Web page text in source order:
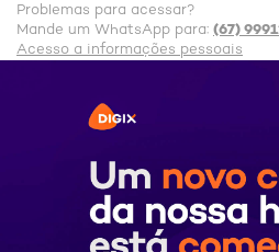
Problemas para acessar?
Mande um WhatsApp para: (67)
Acesso a informações pessoais